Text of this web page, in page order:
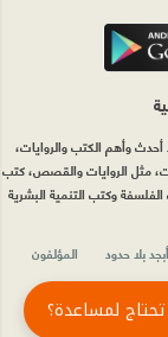
وأهم الكتب والروايات،
مثل الروايات والقصص، كتب
وكتب التنمية البشرية
بلا حدود
المؤلفون
لمساعدة؟